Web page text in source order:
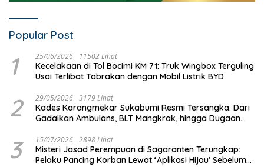
Popular Post
1 25/06/2026 11502 Lihat
Kecelakaan di Tol Bocimi KM 71: Truk Wingbox Terguling
Usai Terlibat Tabrakan dengan Mobil Listrik BYD
2 29/05/2026 3179 Lihat
Kades Karangmekar Sukabumi Resmi Tersangka: Dari
Gadaikan Ambulans, BLT Mangkrak, hingga Dugaan
3 15/07/2026 2898 Lihat
Misteri Jasad Perempuan di Sagaranten Terungkap:
Pelaku Pancing Korban Lewat ‘Aplikasi Hijau’ Sebelum